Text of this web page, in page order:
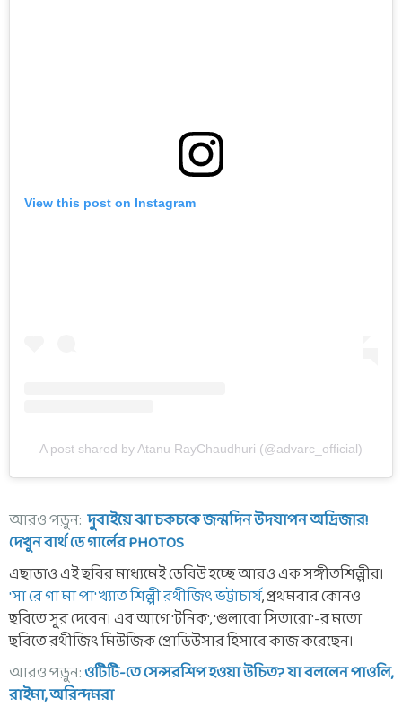
View this post on Instagram
A post shared by Atanu RayChaudhuri (@advarc_official)
আরও পড়ুন: দুবাইয়ে ঝা চকচকে জন্মদিন উদযাপন অদ্রিজার!
দেখুন বার্থ ডে গার্লের PHOTOS
এছাড়াও এই ছবির মাধ্যমেই ডেবিউ হচ্ছে আরও এক সঙ্গীতশিল্পীর।
'সা রে গা মা পা' খ্যাত শিল্পী রথীজিৎ ভট্টাচার্য, প্রথমবার কোনও
ছবিতে সুর দেবেন। এর আগে 'টনিক', 'গুলাবো সিতারো'-র মতো
ছবিতে রথীজিৎ মিউজিক প্রোডিউসার হিসাবে কাজ করেছেন।
আরও পড়ুন:ওটিটি-তে সেন্সরশিপ হওয়া উচিত? যা বললেন পাওলি,
রাইমা, অরিন্দমরা